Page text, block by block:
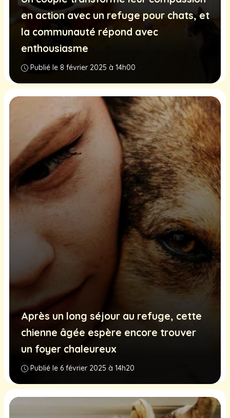
en action avec un refuge pour chats, et
la communauté répond avec
enthousiasme
Publié le 8 février 2025 à 14h00
Après un long séjour au refuge, cette
chienne âgée espère encore trouver
un foyer chaleureux
Publié le 6 février 2025 à 14h20